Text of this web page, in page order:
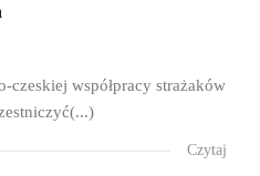
współpracy strażaków
Czytaj